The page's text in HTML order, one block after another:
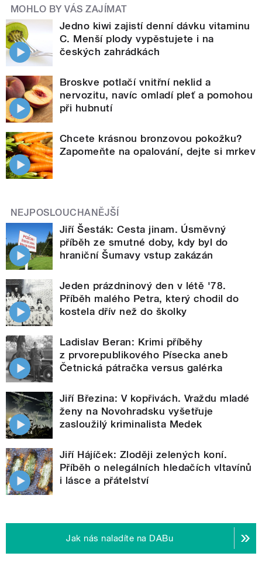
MOHLO BY VÁS ZAJÍMAT
Jedno kiwi zajistí denní dávku vitaminu
C. Menší plody vypěstujete i na
českých zahrádkách
Broskve potlačí vnitřní neklid a
nervozitu, navíc omladí pleť a pomohou
při hubnutí
Chcete krásnou bronzovou pokožku?
Zapomeňte na opalování, dejte si mrkev
NEJPOSLOUCHANĚJŠÍ
Jiří Šesták: Cesta jinam. Úsměvný
příběh ze smutné doby, kdy byl do
hraniční Šumavy vstup zakázán
Jeden prázdninový den v létě '78.
Příběh malého Petra, který chodil do
kostela dřív než do školky
Ladislav Beran: Krimi příběhy
z prvorepublikového Písecka aneb
Četnická pátračka versus galérka
Jiří Březina: V kopřivách. Vraždu mladé
ženy na Novohradsku vyšetřuje
zasloužilý kriminalista Medek
Jiří Hájíček: Zloději zelených koní.
Příběh o nelegálních hledačích vltavínů
i lásce a přátelství
Jak nás naladíte na DABu